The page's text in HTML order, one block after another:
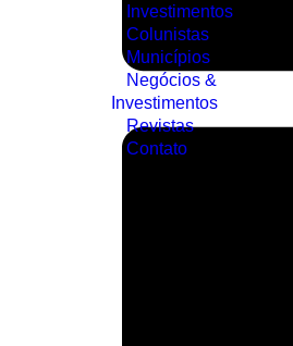
Investimentos
Colunistas
Municípios
Negócios &
Investimentos
Revistas
Contato